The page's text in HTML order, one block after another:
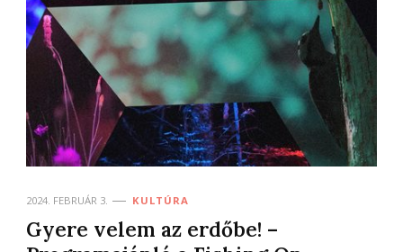
2024. FEBRUÁR 3. KULTÚRA
Gyere velem az erdőbe! –